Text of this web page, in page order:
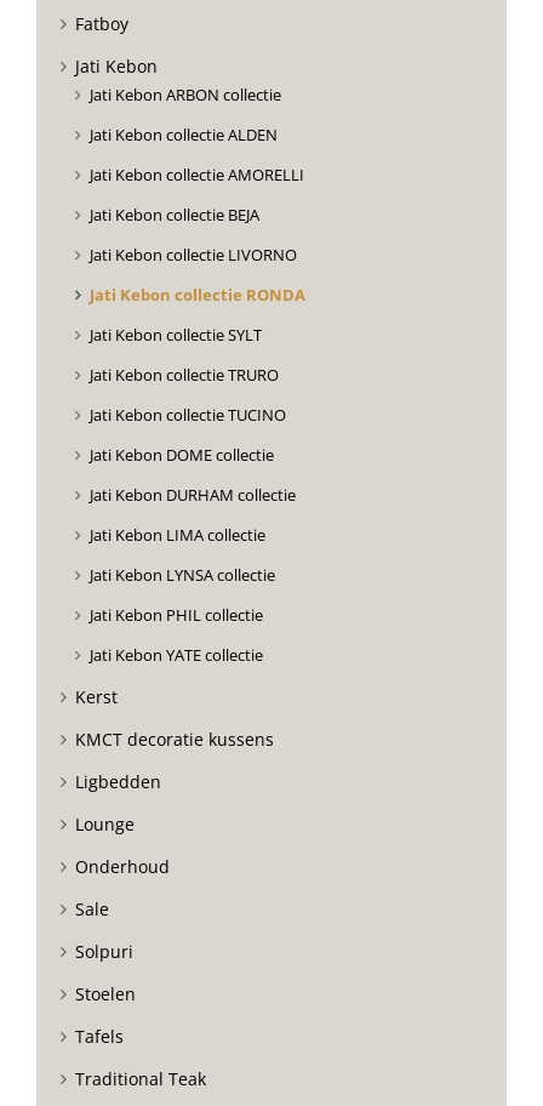
Fatboy
Jati Kebon
Jati Kebon ARBON collectie
Jati Kebon collectie ALDEN
Jati Kebon collectie AMORELLI
Jati Kebon collectie BEJA
Jati Kebon collectie LIVORNO
Jati Kebon collectie RONDA
Jati Kebon collectie SYLT
Jati Kebon collectie TRURO
Jati Kebon collectie TUCINO
Jati Kebon DOME collectie
Jati Kebon DURHAM collectie
Jati Kebon LIMA collectie
Jati Kebon LYNSA collectie
Jati Kebon PHIL collectie
Jati Kebon YATE collectie
Kerst
KMCT decoratie kussens
Ligbedden
Lounge
Onderhoud
Sale
Solpuri
Stoelen
Tafels
Traditional Teak